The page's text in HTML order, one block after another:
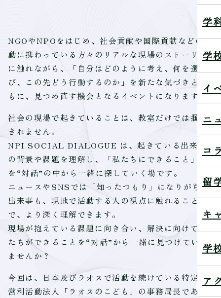
学
学
イ
ニ
コ
留
キ
学
ア
NGOやNPOをはじめ、社会貢献や国際貢献などの活
動に携わっている方々のリアルな現場のストーリー
に触れながら、「自分はどのように考え、何を選
び、この先どう行動するのか」を新たな気づきとと
もに、見つめ直す機会となるイベントになります。
社会の現場で起きていることは、教室だけでは掴み
きれません。
NPI SOCIAL DIALOGUE は、起きている出来事
の背景や課題を理解し、「私たちにできること」
を“対話”の中から一緒に探していく場です。
ニュースやSNSでは「知ったつもり」になりがちな
出来事も、現地で活動する人の視点に触れること
で、より深く理解できます。
現場が抱えている課題に向き合い、解決に向けて私
たちができることを“対話”から一緒に見つけていき
ませんか？
今回は、日本及びラオスで活動を続けている特定非
営利活動法人「ラオスのこども」の事務局長である